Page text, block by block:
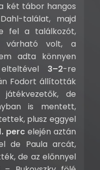
két tábor hangos
találat, majd
fel a találkozót,
várható volt, a
adta könnyen
3–2-re
Fodort állították
de
is mentett,
plusz eggyel
perc elején aztán
de Paula arcát,
de az előnnyel